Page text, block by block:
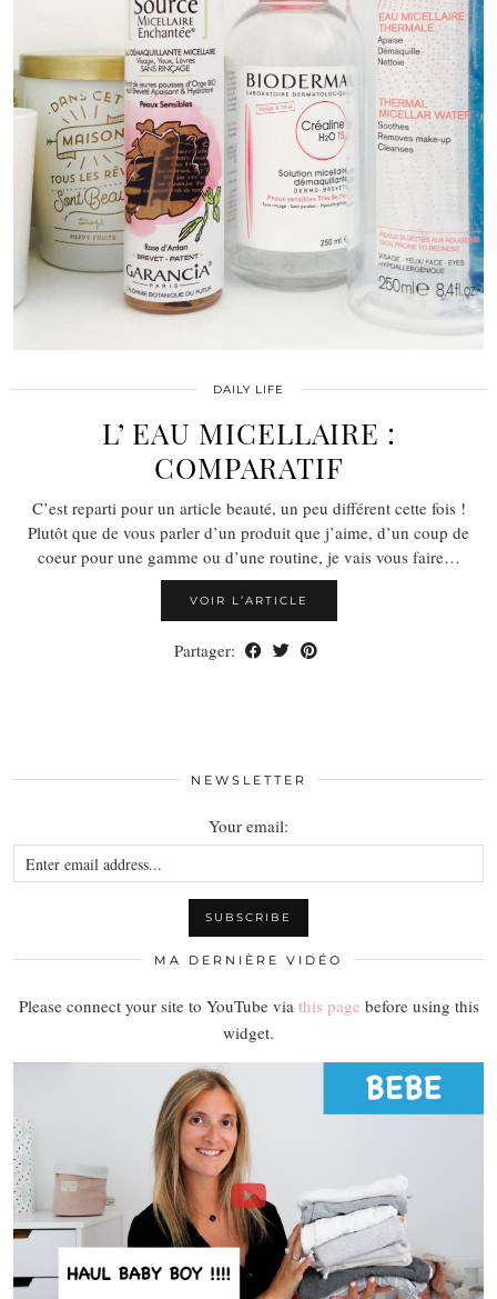
DAILY LIFE
L’ EAU MICELLAIRE :
COMPARATIF
C’est reparti pour un article beauté, un peu différent cette fois !
Plutôt que de vous parler d’un produit que j’aime, d’un coup de
coeur pour une gamme ou d’une routine, je vais vous faire…
VOIR L’ARTICLE
Partager:
NEWSLETTER
Your email:
MA DERNIÈRE VIDÉO
Please connect your site to YouTube via this page before using this
widget.